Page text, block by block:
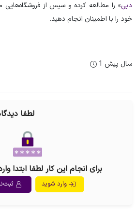
دبی
خود را با اطمینان انجام دهید.
1 سال پیش
لطفا
برای انجام این کار لطفا ابتدا
وارد شوید